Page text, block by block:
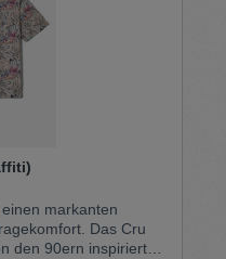
markanten
Das Cru
den 90ern inspirierter